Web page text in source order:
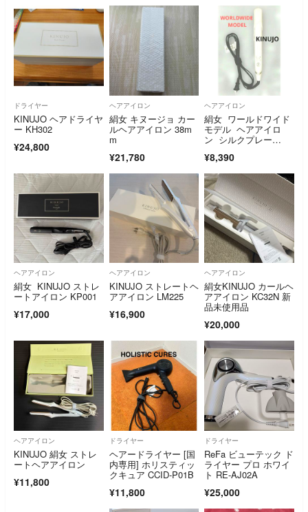
ドライヤー
KINUJO ヘアドライヤ
ー KH302
¥24,800
ヘアアイロン
絹女 キヌージョ カー
ルヘアアイロン 38m
m
¥21,780
ヘアアイロン
絹女 ワールドワイド
モデル ヘアアイロ
ン シルクプレー
¥8,390
ヘアアイロン
絹女 KINUJO ストレ
ートアイロン KP001
¥17,000
ヘアアイロン
KINUJO ストレートヘ
アアイロン LM225
¥16,900
ヘアアイロン
絹女KINUJO カールヘ
アアイロン KC32N 新
品未使用品
¥20,000
ヘアアイロン
KINUJO 絹女 ストレ
ートヘアアイロン
¥11,800
ドライヤー
ヘアードライヤー [国
内専用] ホリスティッ
クキュア CCID-P01B
¥11,800
ドライヤー
ReFa ビューテック ド
ライヤー プロ ホワイ
ト RE-AJ02A
¥25,000